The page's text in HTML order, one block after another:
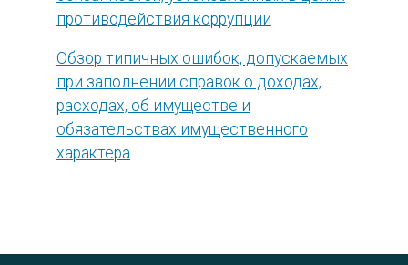
противодействия коррупции
Обзор типичных ошибок, допускаемых
при заполнении справок о доходах,
расходах, об имуществе и
обязательствах имущественного
характера